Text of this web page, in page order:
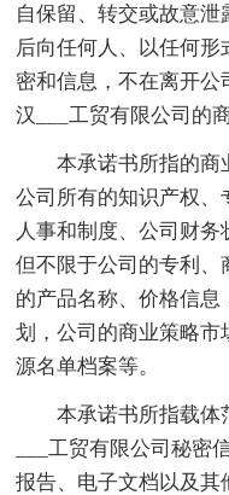
自保留、转交或故意泄
后向任何人、以任何
密和信息，不在离开
汉___工贸有限公司的
本承诺书所指的商
公司所有的知识产权、
人事和制度、公司财
但不限于公司的专利、
的产品名称、价格信
划，公司的商业策略市
源名单档案等。
本承诺书所指载体
___工贸有限公司秘密
报告、电子文档以及其